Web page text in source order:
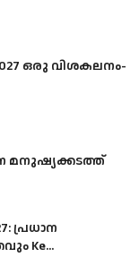
ഒരു വിശകലനം-
മനുഷ്യക്കടത്ത്
പ്രധാന
Ke...